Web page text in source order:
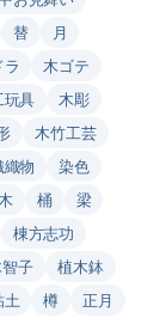
替
月
木ゴテ
玩具
木彫
木竹工芸
物
染色
桶
梁
棟方志功
子
植木鉢
土 樽
正月